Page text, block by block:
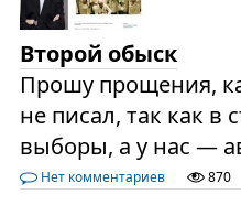
Второй обыск
Прошу прощения,
не писал, так как в
выборы, а у нас —
Нет комментариев 870